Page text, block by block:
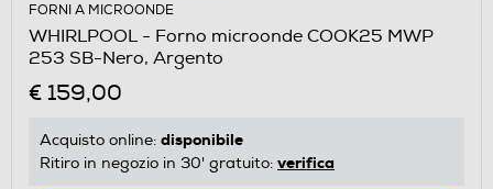
FORNI A MICROONDE
WHIRLPOOL - Forno microonde COOK25 MWP
253 SB-Nero, Argento
€ 159,00
Acquisto online: disponibile
Ritiro in negozio in 30' gratuito: verifica